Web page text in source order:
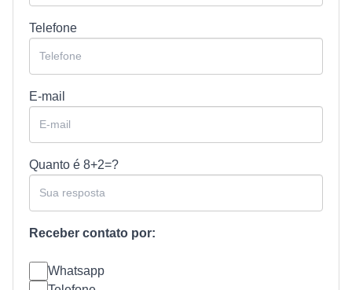
Telefone
E-mail
Quanto é 8+2=?
Receber contato por:
Whatsapp